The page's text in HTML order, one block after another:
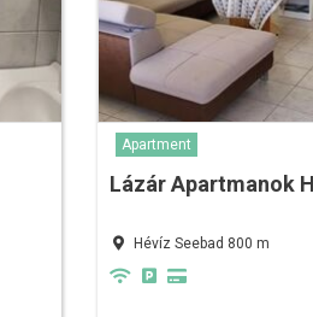
Apartment
Lázár Apartmanok
Hévíz Seebad 800 m